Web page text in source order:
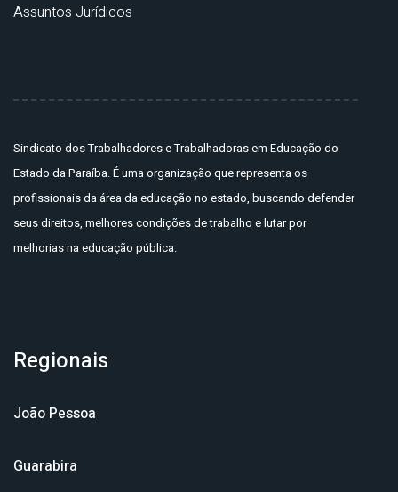
Assuntos Jurídicos
Sindicato dos Trabalhadores e Trabalhadoras em Educação do
Estado da Paraíba. É uma organização que representa os
profissionais da área da educação no estado, buscando defender
seus direitos, melhores condições de trabalho e lutar por
melhorias na educação pública.
Regionais
João Pessoa
Guarabira